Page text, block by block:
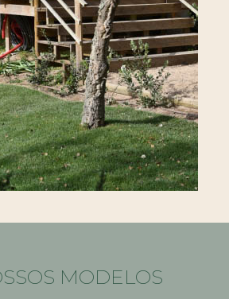
MODELOS